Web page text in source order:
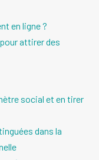
en ligne ?
attirer des
social et en tirer
dans la